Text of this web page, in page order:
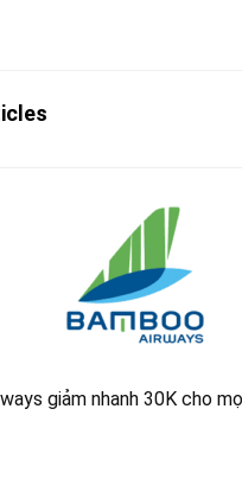
giảm nhanh 30K cho